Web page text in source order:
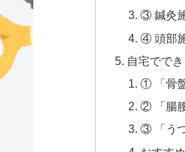
③ 鍼灸
④ 頭部
自宅でで
① 「骨
② 「腸
③ 「う